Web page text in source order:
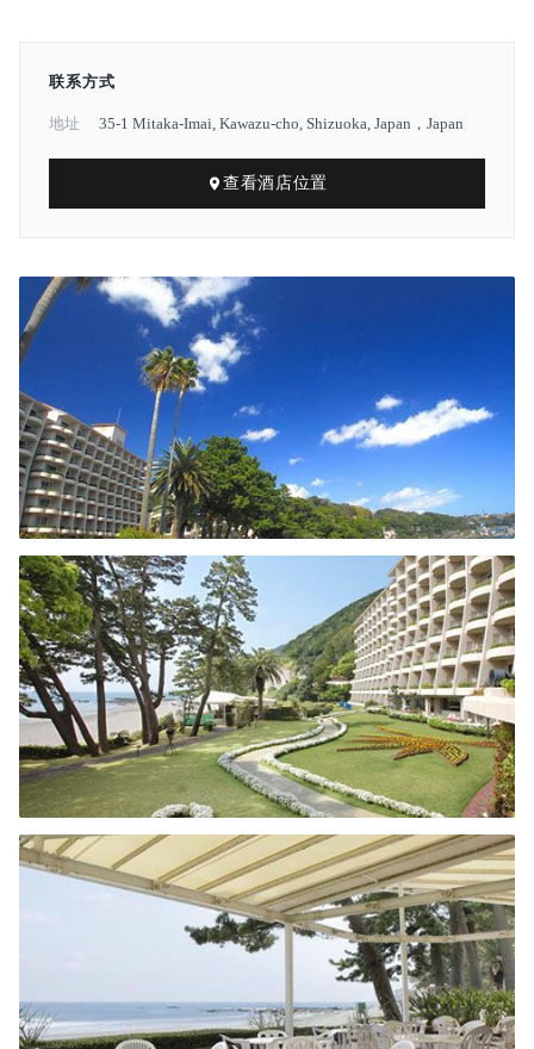
联系方式
地址 35-1 Mitaka-Imai, Kawazu-cho, Shizuoka, Japan，Japan
查看酒店位置